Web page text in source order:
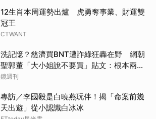
12生肖本周運勢出爐 虎勇奪事業、財運雙
冠王
CTWANT
洗記憶？慈濟買BNT遭詐綠狂轟在野 網朝
聖郭董「大小姐說不要買」貼文：根本兩碼
事
鏡週刊
專訪／李國毅是白曉燕玩伴！揭「命案前幾
天出遊」從小認識白冰冰